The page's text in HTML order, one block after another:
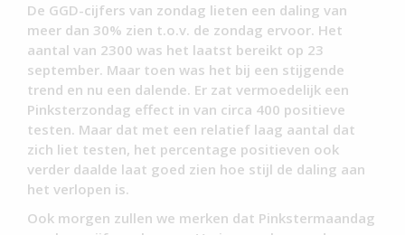
De GGD-cijfers van zondag lieten een daling van
meer dan 30% zien t.o.v. de zondag ervoor. Het
aantal van 2300 was het laatst bereikt op 23
september. Maar toen was het bij een stijgende
trend en nu een dalende. Er zat vermoedelijk een
Pinksterzondag effect in van circa 400 positieve
testen. Maar dat met een relatief laag aantal dat
zich liet testen, het percentage positieven ook
verder daalde laat goed zien hoe stijl de daling aan
het verlopen is.
Ook morgen zullen we merken dat Pinkstermaandag